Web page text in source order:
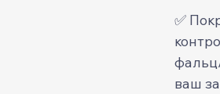
✅
ваш